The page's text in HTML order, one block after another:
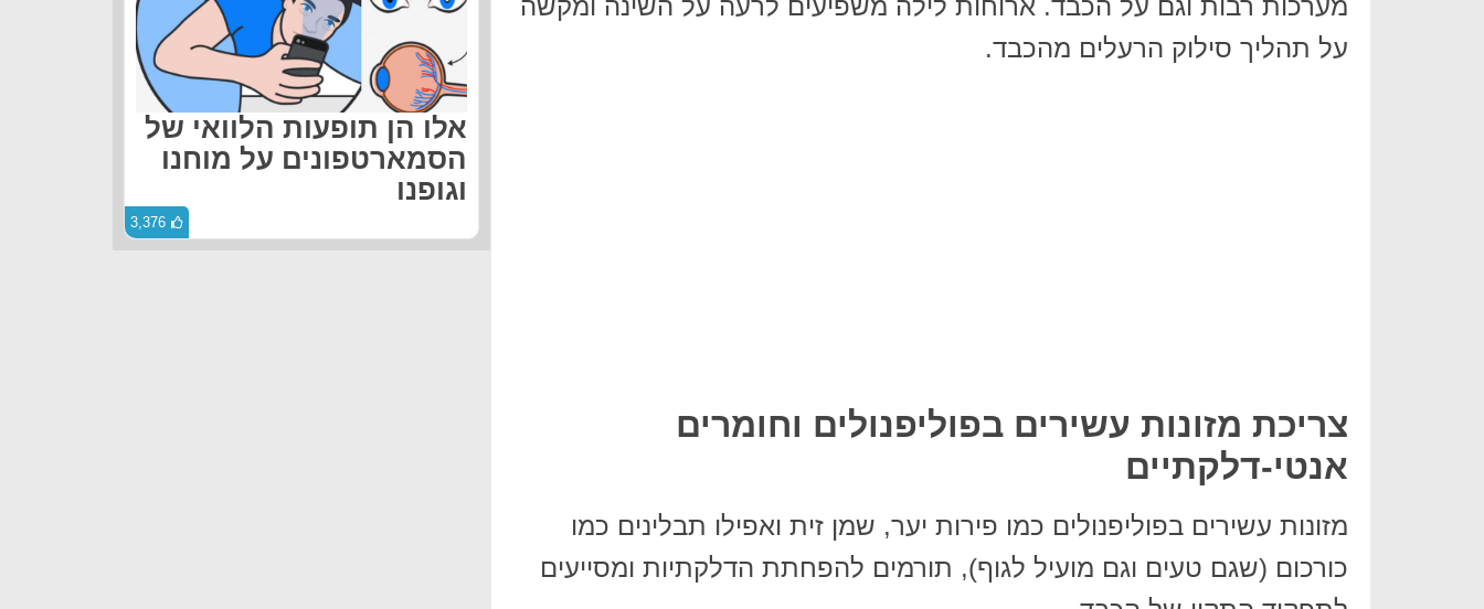
מערכות רבות וגם על הכבד. ארוחות לילה משפיעים לרעה על השינה ומקשה
על תהליך סילוק הרעלים מהכבד.
צריכת מזונות עשירים בפוליפנולים וחומרים
אנטי-דלקתיים
מזונות עשירים בפוליפנולים כמו פירות יער, שמן זית ואפילו תבלינים כמו
כורכום (שגם טעים וגם מועיל לגוף), תורמים להפחתת הדלקתיות ומסייעים
אלו הן תופעות הלוואי של
הסמארטפונים על מוחנו
וגופנו
3,376